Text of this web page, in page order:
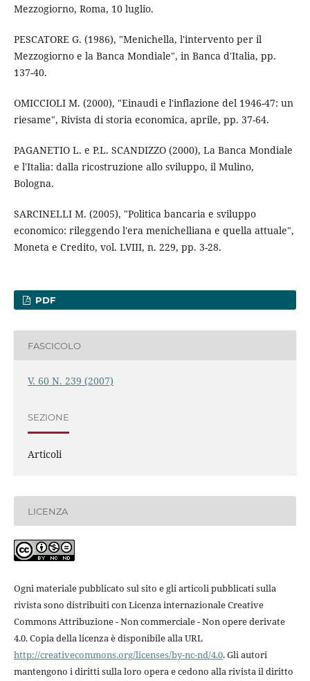
Mezzogiorno, Roma, 10 luglio.
PESCATORE G. (1986), "Menichella, l'intervento per il
Mezzogiorno e la Banca Mondiale", in Banca d'Italia, pp.
137-40.
OMICCIOLI M. (2000), "Einaudi e l'inflazione del 1946-47: un
riesame", Rivista di storia economica, aprile, pp. 37-64.
PAGANETIO L. e P.L. SCANDIZZO (2000), La Banca Mondiale
e l'Italia: dalla ricostruzione allo sviluppo, il Mulino,
Bologna.
SARCINELLI M. (2005), "Politica bancaria e sviluppo
economico: rileggendo l'era menichelliana e quella attuale",
Moneta e Credito, vol. LVIII, n. 229, pp. 3-28.
PDF
FASCICOLO
V. 60 N. 239 (2007)
SEZIONE
Articoli
LICENZA
Ogni materiale pubblicato sul sito e gli articoli pubblicati sulla
rivista sono distribuiti con Licenza internazionale Creative
Commons Attribuzione - Non commerciale - Non opere derivate
4.0. Copia della licenza è disponibile alla URL
http://creativecommons.org/licenses/by-nc-nd/4.0. Gli autori
mantengono i diritti sulla loro opera e cedono alla rivista il diritto